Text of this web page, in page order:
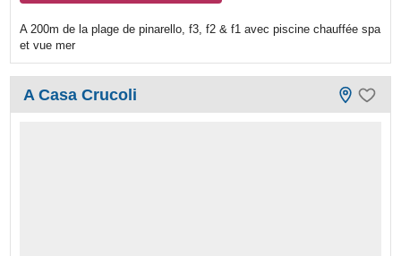
A 200m de la plage de pinarello, f3, f2 & f1 avec piscine chauffée spa
et vue mer
A Casa Crucoli